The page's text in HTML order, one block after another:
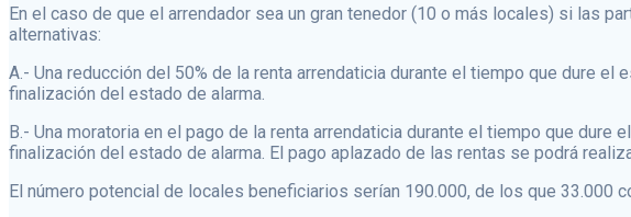
En el caso de que el arrendador sea un gran tenedor (10 o más locales) si las
alternativas:
A.- Una reducción del 50% de la renta arrendaticia durante el tiempo que dure
finalización del estado de alarma.
B.- Una moratoria en el pago de la renta arrendaticia durante el tiempo que
finalización del estado de alarma. El pago aplazado de las rentas se podrá
El número potencial de locales beneficiarios serían 190.000, de los que 33.000